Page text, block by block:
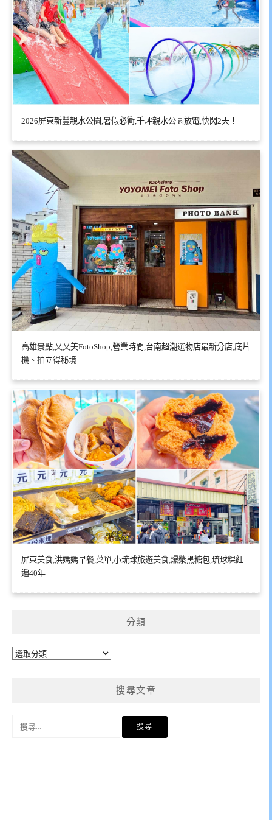
2026屏東新豐親水公園,暑假必衝,千坪親水公園放電,快閃2天！
高雄景點,又又美FotoShop,營業時間,台南超潮選物店最新分店,底片
機、拍立得秘境
屏東美食,洪媽媽早餐,菜單,小琉球旅遊美食,爆漿黑糖包,琉球粿紅
遍40年
分類
分
搜尋文章